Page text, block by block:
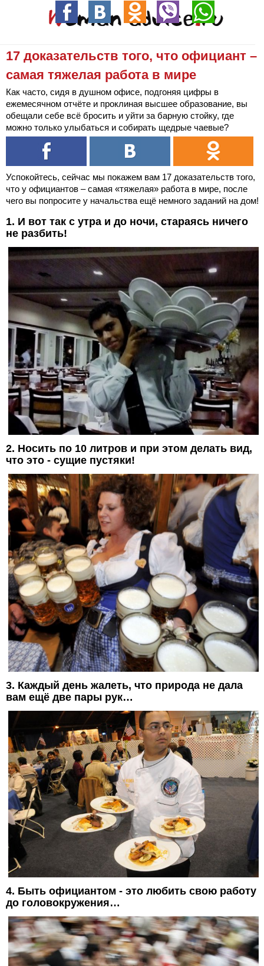
17 доказательств того, что официант –
самая тяжелая работа в мире
Как часто, сидя в душном офисе, подгоняя цифры в
ежемесячном отчёте и проклиная высшее образование, вы
обещали себе всё бросить и уйти за барную стойку, где
можно только улыбаться и собирать щедрые чаевые?
Успокойтесь, сейчас мы покажем вам 17 доказательств того,
что у официантов – самая «тяжелая» работа в мире, после
чего вы попросите у начальства ещё немного заданий на дом!
1. И вот так с утра и до ночи, стараясь ничего
не разбить!
2. Носить по 10 литров и при этом делать вид,
что это - сущие пустяки!
3. Каждый день жалеть, что природа не дала
вам ещё две пары рук…
4. Быть официантом - это любить свою работу
до головокружения…